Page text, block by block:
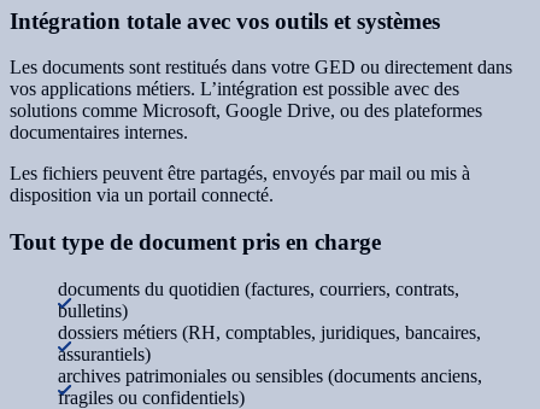
Intégration totale avec vos outils et systèmes
Les documents sont restitués dans votre GED ou directement dans
vos applications métiers. L’intégration est possible avec des
solutions comme Microsoft, Google Drive, ou des plateformes
documentaires internes.
Les fichiers peuvent être partagés, envoyés par mail ou mis à
disposition via un portail connecté.
Tout type de document pris en charge
documents du quotidien (factures, courriers, contrats,
bulletins)
dossiers métiers (RH, comptables, juridiques, bancaires,
assurantiels)
archives patrimoniales ou sensibles (documents anciens,
fragiles ou confidentiels)